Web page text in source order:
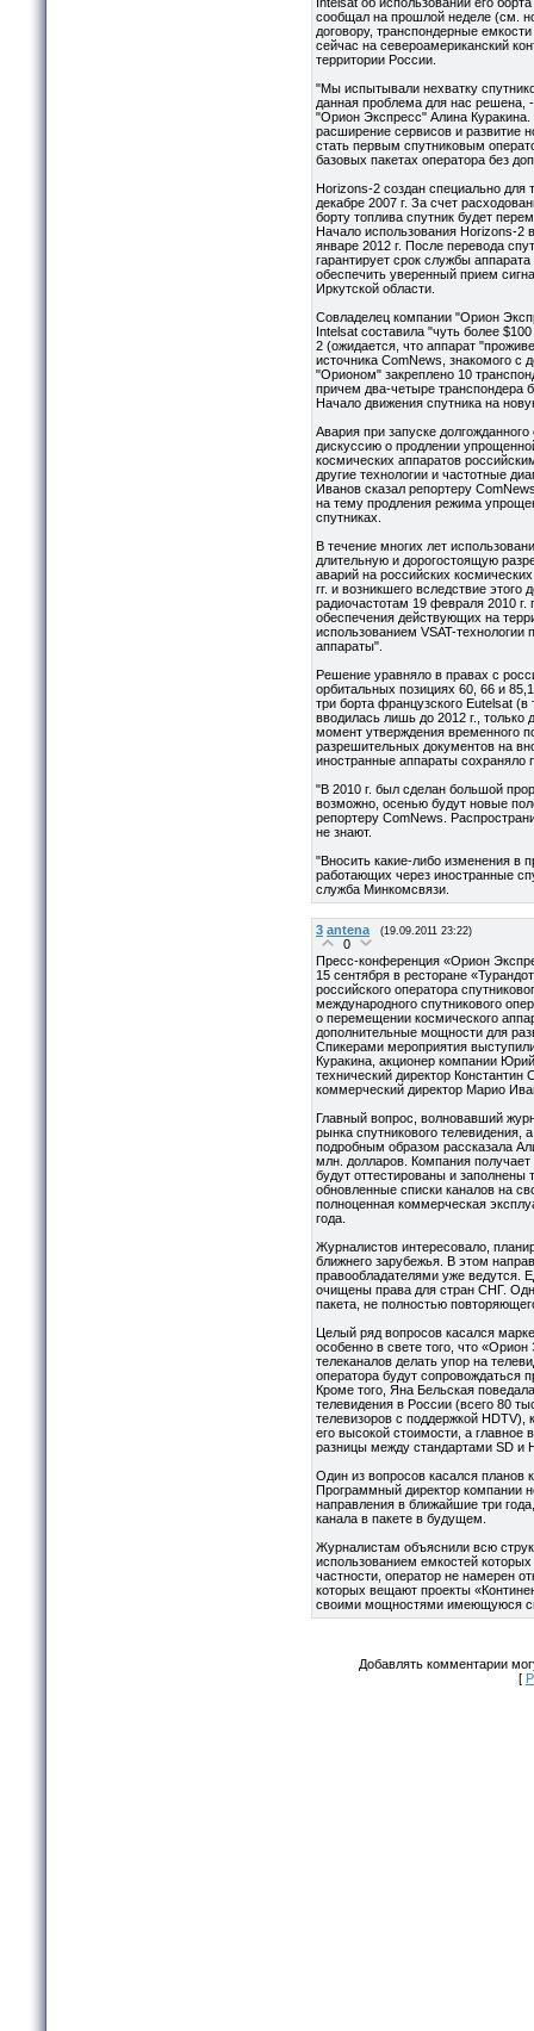
сообщал на прошлой неделе (см.
договору, транспондерные
сейчас на североамериканский
территории России.
"Мы испытывали нехватку
данная проблема для нас решена,
"Орион Экспресс" Алина
расширение сервисов и развитие
стать первым спутниковым
базовых пакетах оператора без
Horizons-2 создан специально для
декабре 2007 г. За счет
борту топлива спутник будет
Начало использования Horizons-2
январе 2012 г. После перевода
гарантирует срок службы
обеспечить уверенный прием
Иркутской области.
Совладелец компании "Орион
Intelsat составила "чуть более
2 (ожидается, что аппарат
источника ComNews, знакомого с
"Орионом" закреплено 10
причем два-четыре транспондера
Начало движения спутника на
Авария при запуске
дискуссию о продлении
космических аппаратов
другие технологии и частотные
Иванов сказал репортеру
на тему продления режима
спутниках.
В течение многих лет
длительную и дорогостоящую
аварий на российских
гг. и возникшего вследствие
радиочастотам 19 февраля 2010 г.
обеспечения действующих на
использованием VSAT-технологии
аппараты".
Решение уравняло в правах с
орбитальных позициях 60, 66 и
три борта французского Eutelsat
вводилась лишь до 2012 г., только
момент утверждения временного
разрешительных документов на
иностранные аппараты сохраняло
"В 2010 г. был сделан большой
возможно, осенью будут новые
репортеру ComNews.
не знают.
"Вносить какие-либо изменения в
работающих через иностранные
служба Минкомсвязи.
3 antena (19.09.2011 23:22)
0
Пресс-конференция «Орион
15 сентября в ресторане
российского оператора
международного спутникового
о перемещении космического
дополнительные мощности для
Спикерами мероприятия
Куракина, акционер компании
технический директор
коммерческий директор Марио
Главный вопрос, волновавший
рынка спутникового
подробным образом рассказала
млн. долларов. Компания
будут оттестированы и заполнены
обновленные списки каналов на
полноценная коммерческая
года.
Журналистов интересовало,
ближнего зарубежья. В этом
правообладателями уже ведутся.
очищены права для стран СНГ.
пакета, не полностью
Целый ряд вопросов касался
особенно в свете того, что
телеканалов делать упор на
оператора будут сопровождаться
Кроме того, Яна Бельская
телевидения в России (всего 80
телевизоров с поддержкой HDTV),
его высокой стоимости, а главное
разницы между стандартами SD и
Один из вопросов касался планов
Программный директор компании
направления в ближайшие три
канала в пакете в будущем.
Журналистам объяснили всю
использованием емкостей
частности, оператор не намерен
которых вещают проекты
своими мощностями имеющуюся
Добавлять комментарии
[